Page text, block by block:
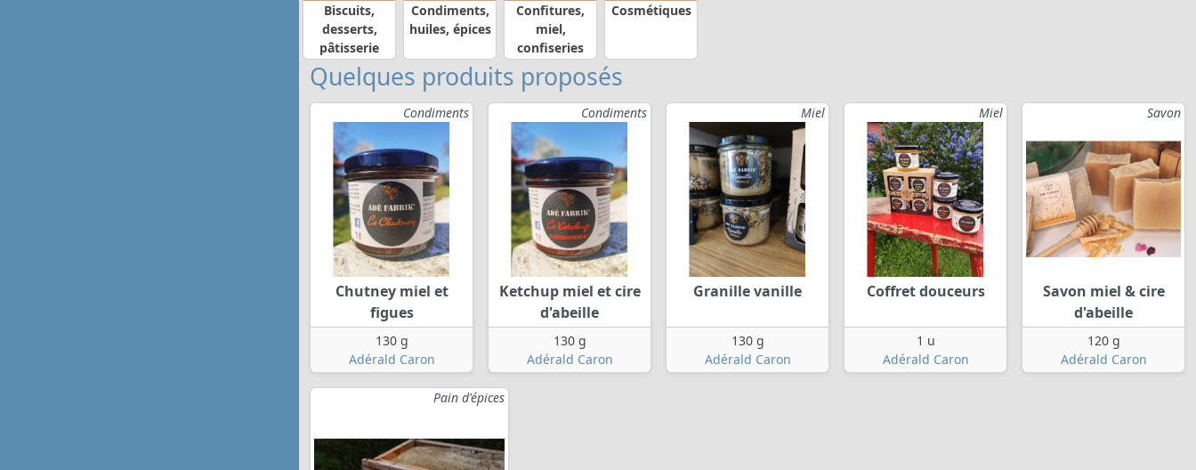
Biscuits,
desserts,
pâtisserie
Condiments,
huiles, épices
Confitures,
miel,
confiseries
Cosmétiques
Quelques produits proposés
Condiments
Chutney miel et
figues
130 g
Adérald Caron
Condiments
Ketchup miel et cire
d'abeille
130 g
Adérald Caron
Miel
Granille vanille
130 g
Adérald Caron
Miel
Coffret douceurs
1 u
Adérald Caron
Savon
Savon miel & cire
d'abeille
120 g
Adérald Caron
Pain d'épices